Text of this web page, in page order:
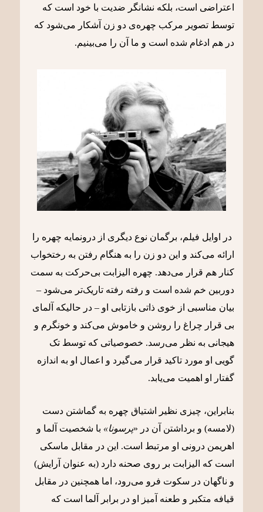
اعتراضی است، بلکه نشانگر ضدیت با خود است که
توسط تصویر مرکب چهره‌ی دو زن آشکار می‌شود که
در هم ادغام شده است و ما آن را می‌بینیم.
در اوایل فیلم، برگمان نوع دیگری از درونمایه چهره را
ارائه می‌کند و این دو زن را به هنگام رفتن به رختخواب
کنار هم قرار می‌دهد. چهره الیزابت بی‌حرکت به سمت
دوربین خم شده است و رفته رفته تاریک‌تر می‌شود –
بیان مناسبی از خوی ذاتی بازتابی او – در حالیکه آلمای
بی قرار چراغ را روشن و خاموش می‌کند و خونگرم و
هیجانی به نظر می‌رسد. خصوصیاتی که توسط تک
گویی او مورد تاکید قرار می‌گیرد و اعمال او به اندازه
گفتار او اهمیت می‌‌یابد.
بنابراین، چیزی نظیر اشتیاق چهره به گماشتن دست
(لامسه) و برداشتن آن در «پرسونا» با شخصیت آلما و
اهریمن درونی او مرتبط است. این در مقابل ماسکی
است که الیزابت بر روی صحنه دارد (به عنوان آرایش)
و ناگهان در سکوت فرو می‌رود، اما همچنین در مقابل
قیافه متکبر و طعنه آمیز او در برابر آلما است که